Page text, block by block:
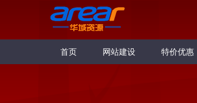
首页 网站建设 特价优惠